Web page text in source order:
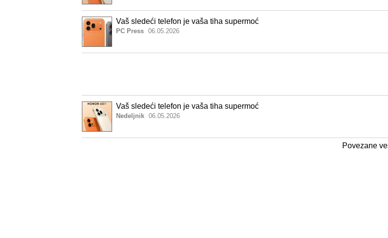
Vaš sledeći telefon je vaša tiha supermoć
PC Press 06.05.2026
Vaš sledeći telefon je vaša tiha supermoć
Nedeljnik 06.05.2026
Povezane